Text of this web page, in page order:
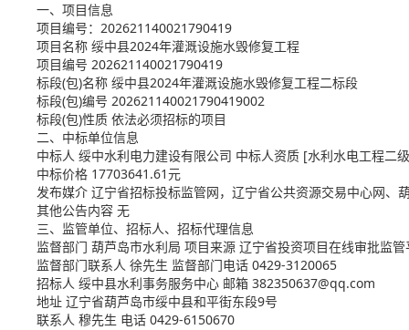
一、项目信息
项目编号：202621140021790419
项目名称 绥中县2024年灌溉设施水毁修复工程
项目编号 202621140021790419
标段(包)名称 绥中县2024年灌溉设施水毁修复工程二标段
标段(包)编号 202621140021790419002
标段(包)性质 依法必须招标的项目
二、中标单位信息
中标人 绥中水利电力建设有限公司 中标人资质 [水利水电工程二
中标价格 17703641.61元
发布媒介 辽宁省招标投标监管网，辽宁省公共资源交易中心网、
其他公告内容 无
三、监管单位、招标人、招标代理信息
监督部门 葫芦岛市水利局 项目来源 辽宁省投资项目在线审批监管
监督部门联系人 徐先生 监督部门电话 0429-3120065
招标人 绥中县水利事务服务中心 邮箱 382350637@qq.com
地址 辽宁省葫芦岛市绥中县和平街东段9号
联系人 穆先生 电话 0429-6150670